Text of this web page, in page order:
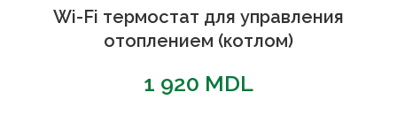
Wi-Fi термостат для управления
отоплением (котлом)
1 920 MDL